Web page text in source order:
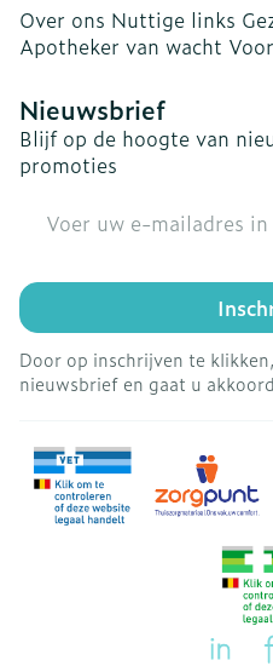
Over ons Nuttige links
Apotheker van wacht
Nieuwsbrief
Blijf op de hoogte van
promoties
Door op inschrijven te
nieuwsbrief en gaat u